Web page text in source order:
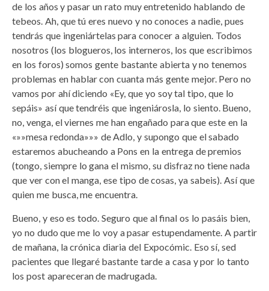
de los años y pasar un rato muy entretenido hablando de
tebeos. Ah, que tú eres nuevo y no conoces a nadie, pues
tendrás que ingeniártelas para conocer a alguien. Todos
nosotros (los blogueros, los interneros, los que escribimos
en los foros) somos gente bastante abierta y no tenemos
problemas en hablar con cuanta más gente mejor. Pero no
vamos por ahí diciendo «Ey, que yo soy tal tipo, que lo
sepáis» así que tendréis que ingeniárosla, lo siento. Bueno,
no, venga, el viernes me han engañado para que este en la
«»»mesa redonda»»» de Adlo, y supongo que el sabado
estaremos abucheando a Pons en la entrega de premios
(tongo, siempre lo gana el mismo, su disfraz no tiene nada
que ver con el manga, ese tipo de cosas, ya sabeis). Así que
quien me busca, me encuentra.
Bueno, y eso es todo. Seguro que al final os lo pasáis bien,
yo no dudo que me lo voy a pasar estupendamente. A partir
de mañana, la crónica diaria del Expocómic. Eso sí, sed
pacientes que llegaré bastante tarde a casa y por lo tanto
los post apareceran de madrugada.